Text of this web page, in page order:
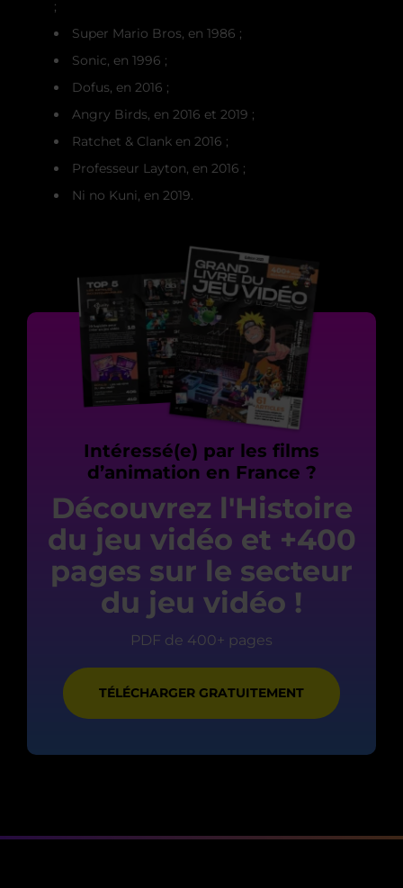
;
Super Mario Bros, en 1986 ;
Sonic, en 1996 ;
Dofus, en 2016 ;
Angry Birds, en 2016 et 2019 ;
Ratchet & Clank en 2016 ;
Professeur Layton, en 2016 ;
Ni no Kuni, en 2019.
Intéressé(e) par les films
d’animation en France ?
Découvrez l'Histoire
du jeu vidéo et +400
pages sur le secteur
du jeu vidéo !
TÉLÉCHARGER GRATUITEMENT
PDF de 400+ pages